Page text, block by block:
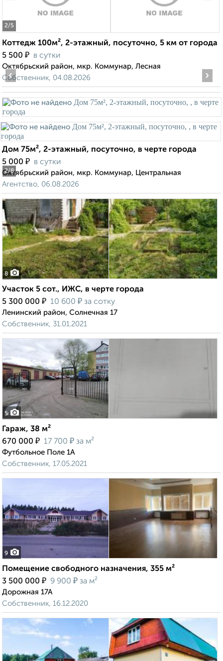
2/5
Коттедж 100м², 2-этажный, посуточно, 5 км от города
5 500 ₽ в сутки
Октябрьский район, мкр. Коммунар, Лесная
Собственник, 04.08.2026
2/8
‹ ›
Дом 75м², 2-этажный, посуточно, в черте города
5 000 ₽ в сутки
Октябрьский район, мкр. Коммунар, Центральная
Агентство, 06.08.2026
8
Участок 5 сот., ИЖС, в черте города
5 300 000 ₽ 10 600 ₽ за сотку
Ленинский район, Солнечная 17
Собственник, 31.01.2021
5
Гараж, 38 м²
670 000 ₽ 17 700 ₽ за м²
Футбольное Поле 1А
Собственник, 17.05.2021
9
Помещение свободного назначения, 355 м²
3 500 000 ₽ 9 900 ₽ за м²
Дорожная 17А
Собственник, 16.12.2020